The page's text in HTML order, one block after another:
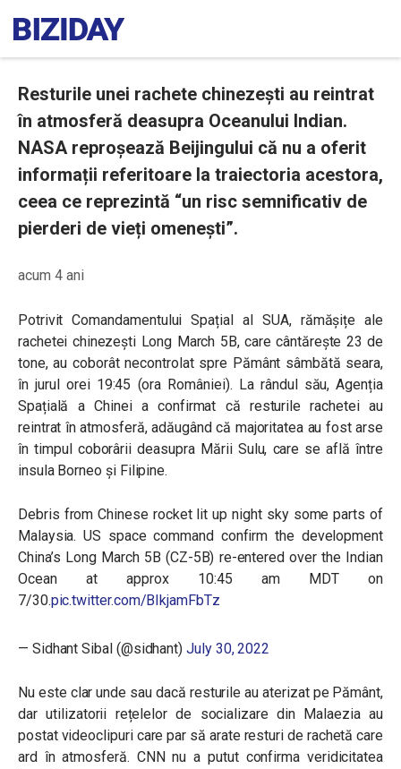
Resturile unei rachete chinezești au reintrat
în atmosferă deasupra Oceanului Indian.
NASA reproșează Beijingului că nu a oferit
informații referitoare la traiectoria acestora,
ceea ce reprezintă “un risc semnificativ de
pierderi de vieți omenești”.
acum 4 ani
Potrivit Comandamentului Spațial al SUA, rămășițe ale
rachetei chinezești Long March 5B, care cântărește 23 de
tone, au coborât necontrolat spre Pământ sâmbătă seara,
în jurul orei 19:45 (ora României). La rândul său, Agenția
Spațială a Chinei a confirmat că resturile rachetei au
reintrat în atmosferă, adăugând că majoritatea au fost arse
în timpul coborârii deasupra Mării Sulu, care se află între
insula Borneo și Filipine.
Debris from Chinese rocket lit up night sky some parts of
Malaysia. US space command confirm the development
China’s Long March 5B (CZ-5B) re-entered over the Indian
Ocean at approx 10:45 am MDT on
7/30.pic.twitter.com/BIkjamFbTz
— Sidhant Sibal (@sidhant)July 30, 2022
Nu este clar unde sau dacă resturile au aterizat pe Pământ,
dar utilizatorii rețelelor de socializare din Malaezia au
postat videoclipuri care par să arate resturi de rachetă care
ard în atmosferă. CNN nu a putut confirma veridicitatea